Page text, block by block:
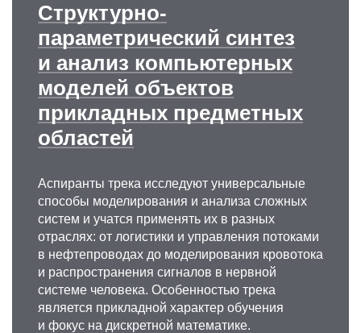
Структурно-
параметрический синтез
и анализ компьютерных
моделей объектов
прикладных предметных
областей
Аспиранты трека исследуют универсальные
способы моделирования и анализа сложных
систем и учатся применять их в разных
отраслях: от логистики и управления потоками
в нефтепроводах до моделирования кровотока
и распространения сигналов в нервной
системе человека. Особенностью трека
является прикладной характер обучения
и фокус на дискретной математике.